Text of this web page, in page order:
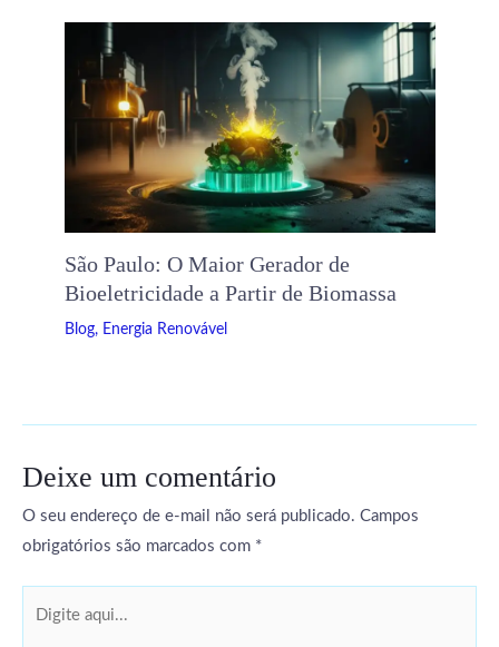
São Paulo: O Maior Gerador de
Bioeletricidade a Partir de Biomassa
Blog, Energia Renovável
Deixe um comentário
O seu endereço de e-mail não será publicado. Campos
obrigatórios são marcados com *